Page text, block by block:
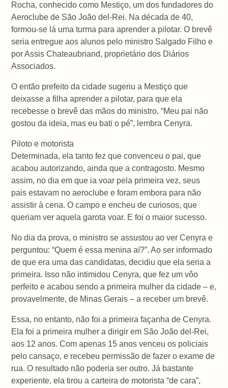
Rocha, conhecido como Mestiço, um dos fundadores do
Aeroclube de São João del-Rei. Na década de 40,
formou-se lá uma turma para aprender a pilotar. O brevê
seria entregue aos alunos pelo ministro Salgado Filho e
por Assis Chateaubriand, proprietário dos Diários
Associados.
O então prefeito da cidade sugeriu a Mestiço que
deixasse a filha aprender a pilotar, para que ela
recebesse o brevê das mãos do ministro. “Meu pai não
gostou da ideia, mas eu bati o pé”, lembra Cenyra.
Piloto e motorista
Determinada, ela tanto fez que convenceu o pai, que
acabou autorizando, ainda que a contragosto. Mesmo
assim, no dia em que ia voar pela primeira vez, seus
pais estavam no aeroclube e foram embora para não
assistir à cena. O campo e encheu de curiosos, que
queriam ver aquela garota voar. E foi o maior sucesso.
No dia da prova, o ministro se assustou ao ver Cenyra e
perguntou: “Quem é essa menina aí?”. Ao ser informado
de que era uma das candidatas, decidiu que ela seria a
primeira. Isso não intimidou Cenyra, que fez um vôo
perfeito e acabou sendo a primeira mulher da cidade – e,
provavelmente, de Minas Gerais – a receber um brevê.
Essa, no entanto, não foi a primeira façanha de Cenyra.
Ela foi a primeira mulher a dirigir em São João del-Rei,
aos 12 anos. Com apenas 15 anos venceu os policiais
pelo cansaço, e recebeu permissão de fazer o exame de
rua. O resultado não poderia ser outro. Já bastante
experiente, ela tirou a carteira de motorista “de cara”,